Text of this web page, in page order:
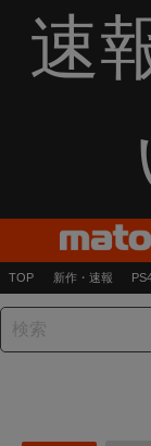
速
TOP 新作・速報